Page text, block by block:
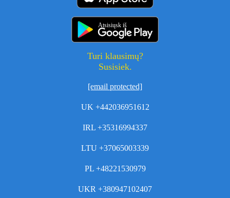
Atsisiųsk iš
Turi klausimų?
Susisiek.
[email protected]
UK +442036951612
IRL +35316994337
LTU +37065003339
PL +48221530979
UKR +380947102407